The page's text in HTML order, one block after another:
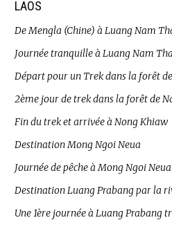
LAOS
De Mengla (Chine) à Luang Nam
Journée tranquille à Luang Nam Tha
Départ pour un Trek dans la forêt
2ème jour de trek dans la forêt de
Fin du trek et arrivée à Nong Khiaw
Destination Mong Ngoi Neua
Journée de pêche à Mong Ngoi Neua
Destination Luang Prabang par la
Une 1ère journée à Luang Prabang